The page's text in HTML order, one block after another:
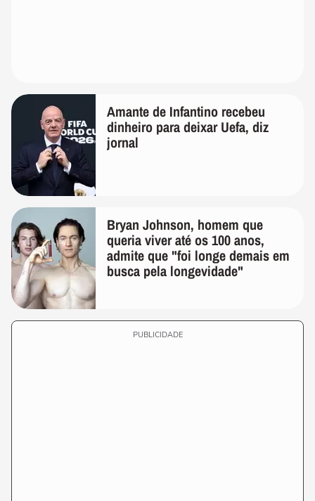
Amante de Infantino recebeu
dinheiro para deixar Uefa, diz
jornal
Bryan Johnson, homem que
queria viver até os 100 anos,
admite que "foi longe demais em
busca pela longevidade"
PUBLICIDADE